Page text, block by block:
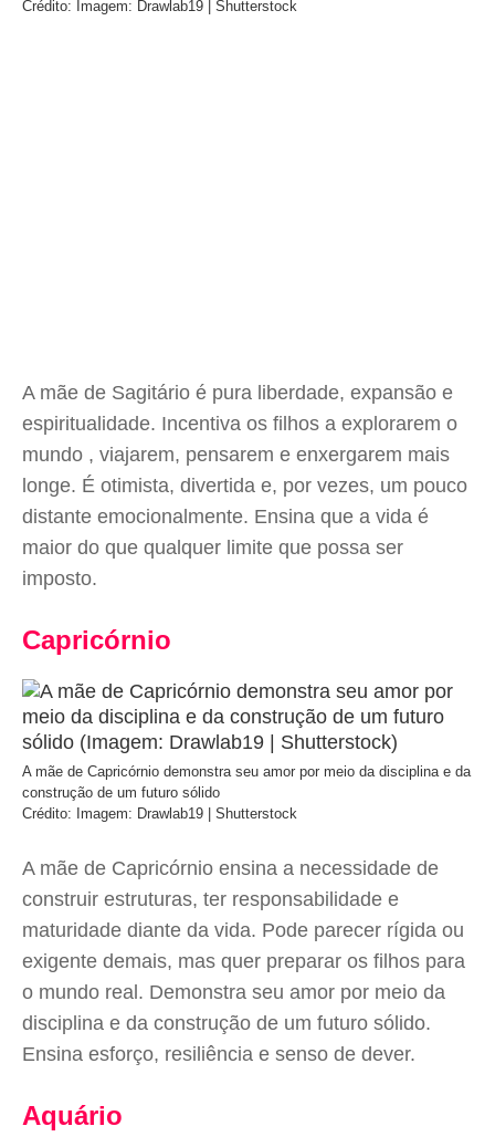
Crédito: Imagem: Drawlab19 | Shutterstock
A mãe de Sagitário é pura liberdade, expansão e
espiritualidade. Incentiva os filhos a explorarem o
mundo , viajarem, pensarem e enxergarem mais
longe. É otimista, divertida e, por vezes, um pouco
distante emocionalmente. Ensina que a vida é
maior do que qualquer limite que possa ser
imposto.
Capricórnio
A mãe de Capricórnio demonstra seu amor por meio da disciplina e da
construção de um futuro sólido
Crédito: Imagem: Drawlab19 | Shutterstock
A mãe de Capricórnio ensina a necessidade de
construir estruturas, ter responsabilidade e
maturidade diante da vida. Pode parecer rígida ou
exigente demais, mas quer preparar os filhos para
o mundo real. Demonstra seu amor por meio da
disciplina e da construção de um futuro sólido.
Ensina esforço, resiliência e senso de dever.
Aquário